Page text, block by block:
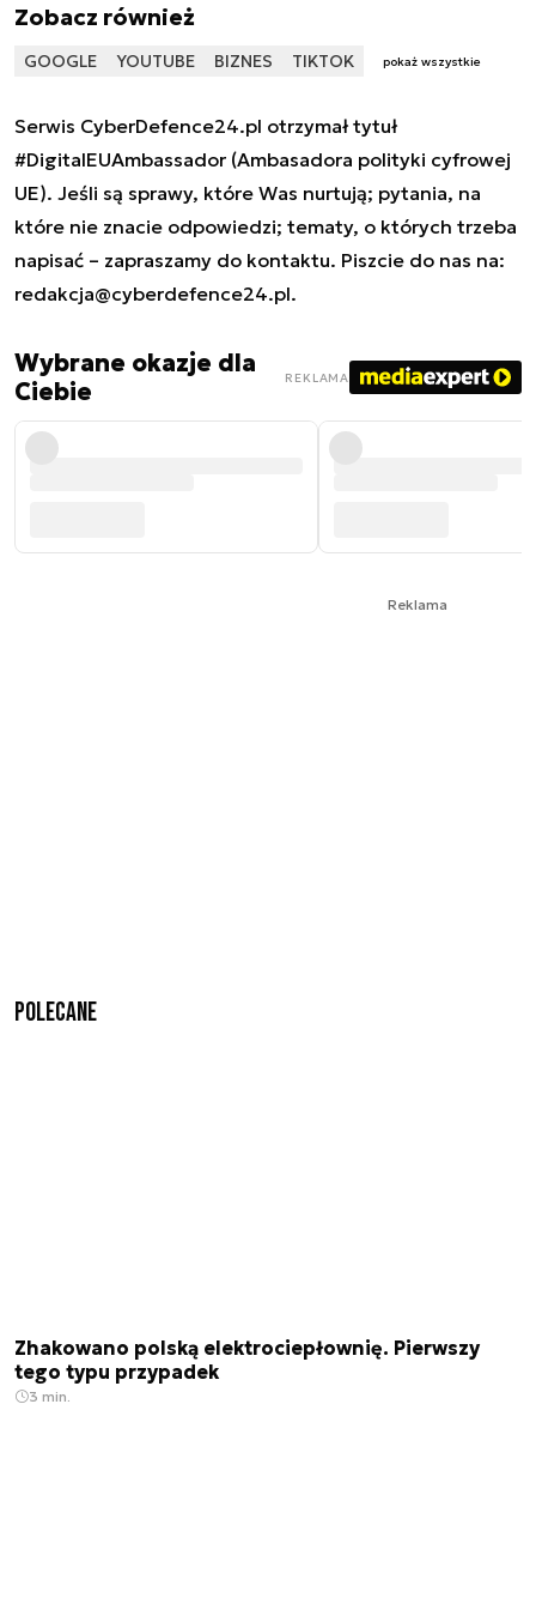
Zobacz również
GOOGLE YOUTUBE BIZNES TIKTOK pokaż wszystkie
Serwis CyberDefence24.pl otrzymał tytuł
#DigitalEUAmbassador (Ambasadora polityki cyfrowej
UE). Jeśli są sprawy, które Was nurtują; pytania, na
które nie znacie odpowiedzi; tematy, o których trzeba
napisać – zapraszamy do kontaktu. Piszcie do nas na:
redakcja@cyberdefence24.pl.
Wybrane okazje dla
Ciebie
REKLAMA
Reklama
Polecane
Zhakowano polską elektrociepłownię. Pierwszy
tego typu przypadek
3 min.